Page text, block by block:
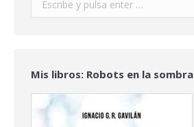
Mis libros: Robots en la sombra